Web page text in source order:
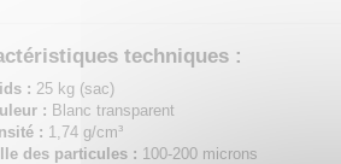
techniques :
: 25 kg (sac)
: Blanc transparent
: 1,74 g/cm³
des particules : 100-200 microns